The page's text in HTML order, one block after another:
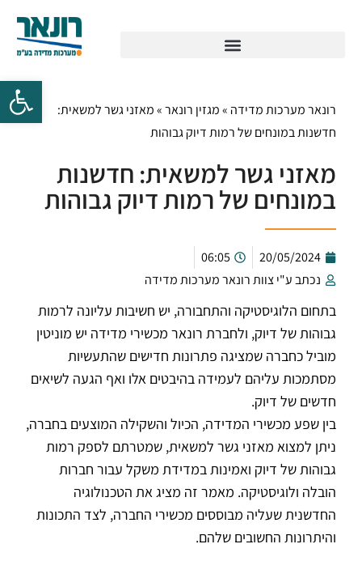
רונאר מערכות מדידה »מגזין רונאר»מאזני גשר למשאית:
חדשנות במונחים של רמות דיוק גבוהות
מאזני גשר למשאית: חדשנות
במונחים של רמות דיוק גבוהות
20/05/2024
06:05
נכתב ע"י צוות רונאר מערכות מדידה
בתחום הלוגיסטיקה והתחבורה, יש חשיבות עליונה לרמות
גבוהות של דיוק, ולחברת רונאר מכשירי מדידה יש מוניטין
מוביל כחברה שמציגה פתרונות חדישים שהתעשיות
מסתמכות עליהם לעמידה בהיבטים אלו ואף הגעה לשיאים
חדשים של דיוק.
בין שפע מכשירי המדידה, הכיול והשקילה המוצעים בחברה,
ניתן למצוא מאזני גשר למשאית, שמטרתם לספק רמות
גבוהות של דיוק ואמינות במדידת משקל עבור חברות
הובלה ולוגיסטיקה. מאמר זה מציג את הטכנולוגיה
החדשנית שעליה מבוססים מכשירי החברה, לצד התכונות
והיתרונות החשובים שלהם.